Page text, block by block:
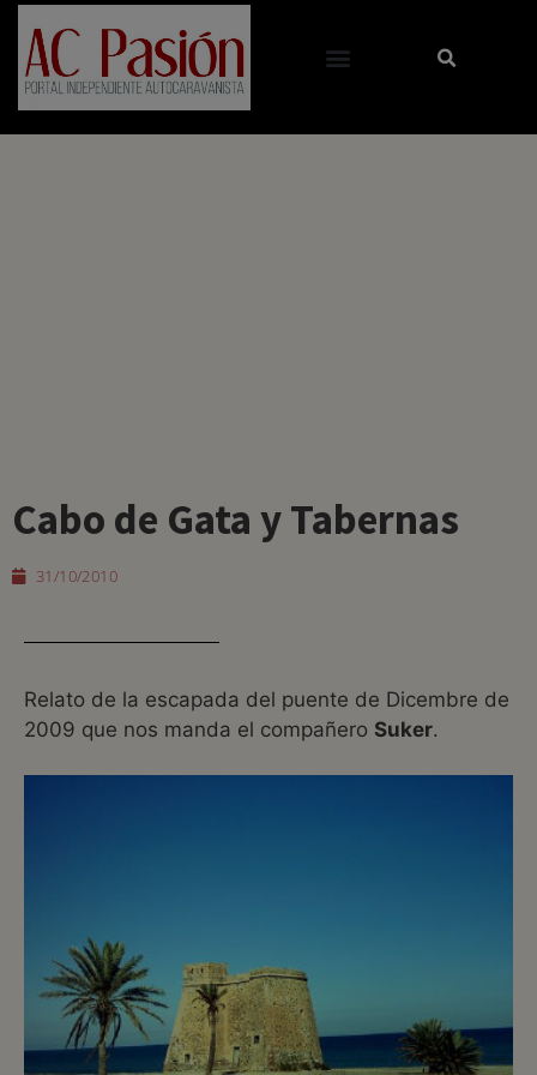
Cabo de Gata y Tabernas
31/10/2010
Relato de la escapada del puente de Dicembre de
2009 que nos manda el compañero Suker.